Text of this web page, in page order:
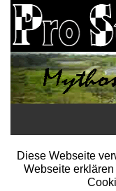
Startseite
Diese Webseite
Webseite